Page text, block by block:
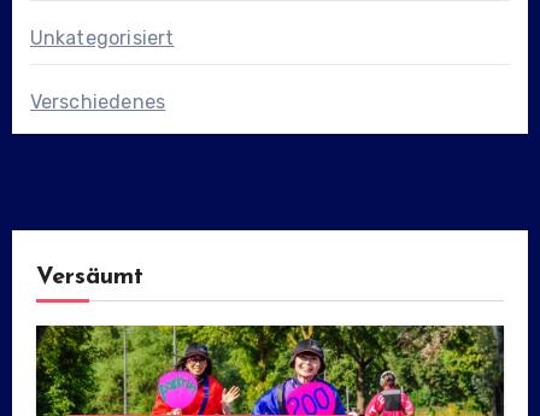
Unkategorisiert
Verschiedenes
Versäumt